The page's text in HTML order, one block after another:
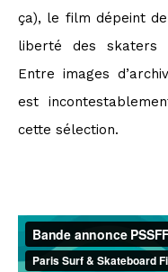
ça), le film dépeint
liberté des skaters
Entre images
est
cette sélection.